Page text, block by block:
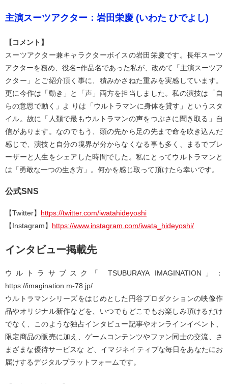
主演スーツアクター：岩田栄慶 (いわた ひでよし)
【コメント】
スーツアクター兼キャラクターボイスの岩田栄慶です。長年スーツ
アクターを務め、役名=作品名であった私が、改めて「主演スーツア
クター」とご紹介頂く事に、積みかさねた重みを実感しています。
更に今作は「動き」と「声」両方を担当しました。私の演技は「自
らの意思で動く」よ りは「ウルトラマンに身体を貸す」というスタ
イル。故に「人類で最もウルトラマンの声をつぶさに聞き取る」自
信があります。なのでもう、頭の先から足の先まで命を吹き込んだ
感じで、演技と自分の境界が分からなくなる事も多く、まるでブレ
ーザーと人生をシェアした時間でした。私にとってウルトラマンと
は「勇敢な一つの生き方」。何かを感じ取って頂けたら幸いです。
公式SNS
【Twitter】 https://twitter.com/iwatahideyoshi
【Instagram】 https://www.instagram.com/iwata_hideyoshi/
インタビュー掲載先
ウルトラサブスク「 TSUBURAYA IMAGINATION」：
https://imagination.m-78.jp/
ウルトラマンシリーズをはじめとした円谷プロダクションの映像作
品やオリジナル新作などを、いつでもどこでもお楽しみ頂けるだけ
でなく、このような独占インタビュー記事やオンラインイベント、
限定商品の販売に加え、ゲームコンテンツやファン同士の交流、さ
まざまな優待サービスな ど、イマジネイティブな毎日をあなたにお
届けするデジタルプラットフォームです。